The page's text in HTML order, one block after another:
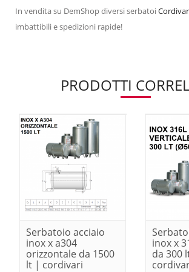
In vendita su DemShop diversi serbatoi
imbattibili e spedizioni rapide!
PRODOTTI
Serbatoio acciaio
inox x a304
orizzontale da 1500
lt | cordivari
inox x
da 300